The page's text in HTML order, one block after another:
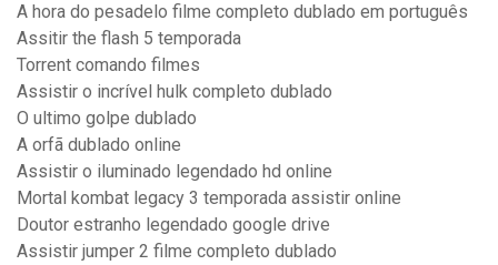
A hora do pesadelo filme completo dublado em português
Assitir the flash 5 temporada
Torrent comando filmes
Assistir o incrível hulk completo dublado
O ultimo golpe dublado
A orfã dublado online
Assistir o iluminado legendado hd online
Mortal kombat legacy 3 temporada assistir online
Doutor estranho legendado google drive
Assistir jumper 2 filme completo dublado